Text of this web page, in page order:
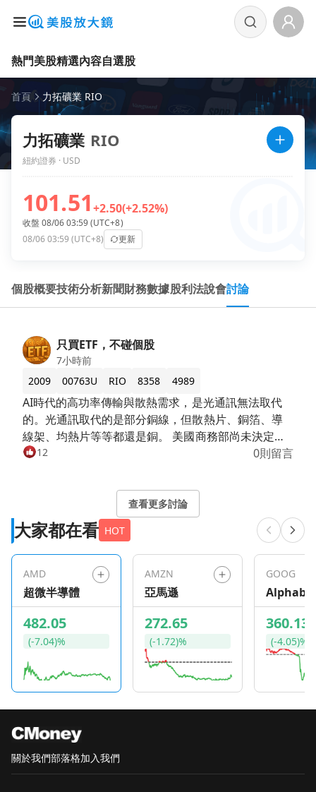
熱門美股精選內容自選股
首頁 力拓礦業 RIO
力拓礦業 RIO
紐約證券 · USD
101.51+2.50(+2.52%)
收盤 08/06 03:59 (UTC+8)
08/06 03:59 (UTC+8)
更新
個股概要技術分析新聞財務數據股利法說會討論
只買ETF，不碰個股
7小時前
2009
00763U RIO 8358 4989
AI時代的高功率傳輸與散熱需求，是光通訊無法取代
的。光通訊取代的是部分銅線，但散熱片、銅箔、導
線架、均熱片等等都還是銅。 美國商務部尚未決定是
否對擴大對進口精鍊銅課徵關稅，關稅政策源自於美
建立戰略庫存，在關稅拍板之前將市面上的精鍊銅大
關產業受惠於高銅價，報價隨銅價連動，營收自然成
長。 但若美國最終暫緩實施或不實施銅關稅，則變成
美國已經庫存過多，銅價會立即反轉，需要持續觀
察。
12 0則留言
查看更多討論
大家都在看 HOT
AMD
超微半導體
482.05
(-7.04)%
AMZN
亞馬遜
272.65
(-1.72)%
GOOG
360.13
(-4.05)%
關於我們部落格加入我們